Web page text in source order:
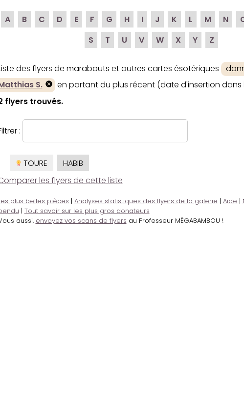
A B C D E F G H I J K L M N
S
T U V W X Y Z
des flyers de marabouts et autres cartes ésotériques
S.
en partant du plus récent (date d'insertion dans
flyers trouvés.
:
TOURE
HABIB
les flyers de cette liste
plus belles pièces | Analyses statistiques des flyers de la galerie | Aide |
| Tout savoir sur les plus gros donateurs
aussi, envoyez vos scans de flyers au Professeur MÉGABAMBOU !